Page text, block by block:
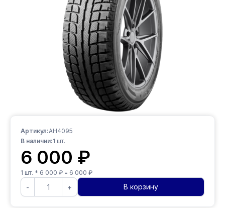
Артикул:AH4095
В наличии:1 шт.
6 000 ₽
1 шт. * 6 000 ₽ = 6 000 ₽
- + В корзину